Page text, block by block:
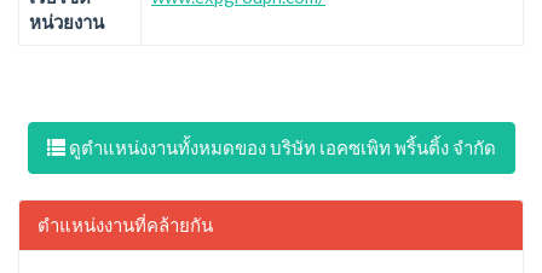
หน่วยงาน
ดูตำแหน่งงานทั้งหมดของ บริษัท เอคซเพิท พริ้นติ้ง จำกัด
ตำแหน่งงานที่คล้ายกัน